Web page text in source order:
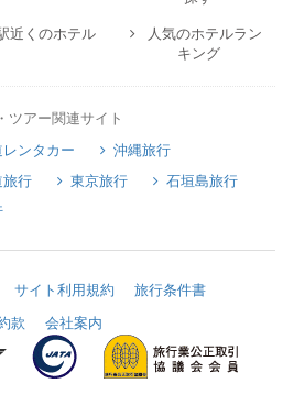
近くのホテル
人気のホテルラン
キング
アー関連サイト
ンタカー
沖縄旅行
旅行 東京旅行
石垣島旅行
サイト利用規約
旅行条件書
款
会社案内